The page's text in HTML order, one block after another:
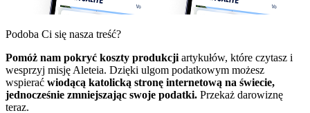
Podoba Ci się nasza treść?
Pomóż nam pokryć koszty produkcji artykułów, które czytasz i
wesprzyj misję Aleteia. Dzięki ulgom podatkowym możesz
wspierać wiodącą katolicką stronę internetową na świecie,
jednocześnie zmniejszając swoje podatki. Przekaż darowiznę
teraz.